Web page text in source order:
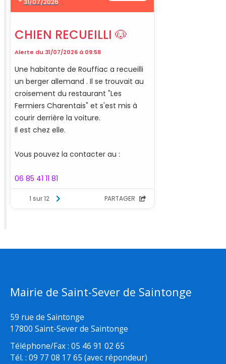
Mairie de Saint-Sever de Saintonge
59 rue de Saintonge
17800 Saint-Sever de Saintonge
Téléphone/Fax : 05 46 91 02 65
Tél. : 09 77 08 17 65 (avec répondeur)